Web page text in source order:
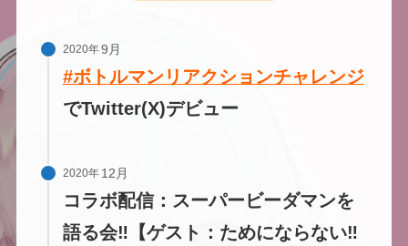
2020年
#ボトルマンリアクションチャレンジ
でTwitter(X)デビュー
2020年
コラボ配信：スーパービーダマンを
語る会‼【ゲスト：ためにならない‼